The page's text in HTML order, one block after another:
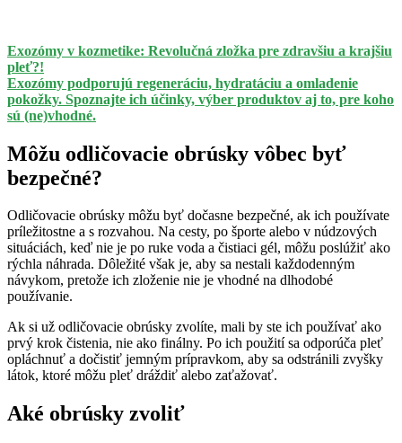
Exozómy v kozmetike: Revolučná zložka pre zdravšiu a krajšiu
pleť?!
Exozómy podporujú regeneráciu, hydratáciu a omladenie
pokožky. Spoznajte ich účinky, výber produktov aj to, pre koho
sú (ne)vhodné.
Môžu odličovacie obrúsky vôbec byť
bezpečné?
Odličovacie obrúsky môžu byť dočasne bezpečné, ak ich používate
príležitostne a s rozvahou. Na cesty, po športe alebo v núdzových
situáciách, keď nie je po ruke voda a čistiaci gél, môžu poslúžiť ako
rýchla náhrada. Dôležité však je, aby sa nestali každodenným
návykom, pretože ich zloženie nie je vhodné na dlhodobé
používanie.
Ak si už odličovacie obrúsky zvolíte, mali by ste ich používať ako
prvý krok čistenia, nie ako finálny. Po ich použití sa odporúča pleť
opláchnuť a dočistiť jemným prípravkom, aby sa odstránili zvyšky
látok, ktoré môžu pleť dráždiť alebo zaťažovať.
Aké obrúsky zvoliť